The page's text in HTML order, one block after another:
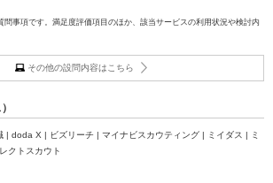
問事項です。満足度評価項目のほか、該当サービスの利用状況や検討内
その他の設問内容はこちら
| doda X | ビズリーチ | マイナビスカウティング | ミイダス | ミ
クトスカウト